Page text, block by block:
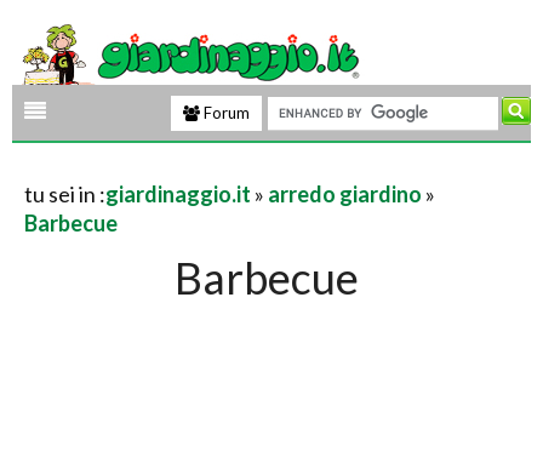
Forum
tu sei in :giardinaggio.it » arredo giardino »
Barbecue
Barbecue